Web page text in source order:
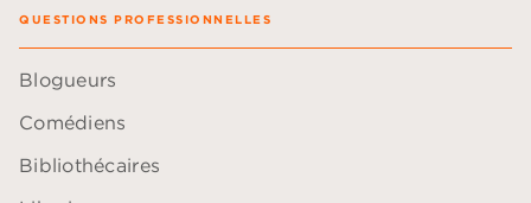
QUESTIONS PROFESSIONNELLES
Blogueurs
Comédiens
Bibliothécaires